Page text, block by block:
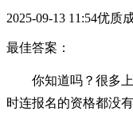
2025-09-13 11:54优质
最佳答案：
你知道吗？很多
时连报名的资格都没